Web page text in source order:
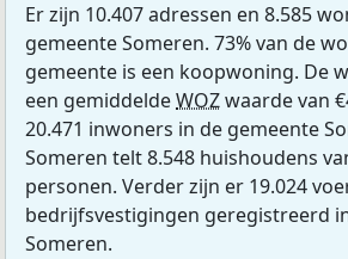
Er zijn 10.407 adressen en 8.585
gemeente Someren. 73% van de
gemeente is een koopwoning. De
een gemiddeldeWOZwaarde van
20.471 inwoners in de gemeente
Someren telt 8.548 huishoudens
personen. Verder zijn er 19.024
bedrijfsvestigingen geregistreerd
Someren.